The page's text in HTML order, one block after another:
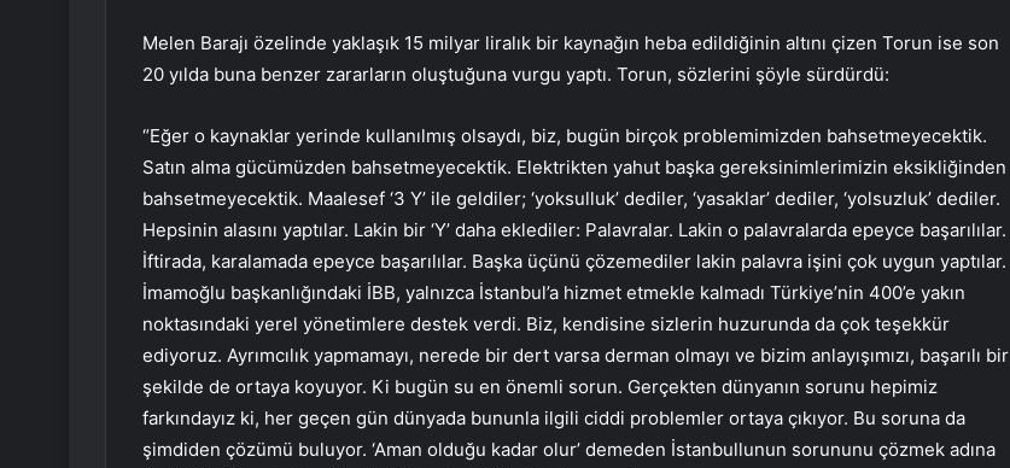
Melen Barajı özelinde yaklaşık 15 milyar liralık bir kaynağın heba edildiğinin altını çizen Torun ise son
20 yılda buna benzer zararların oluştuğuna vurgu yaptı. Torun, sözlerini şöyle sürdürdü:
“Eğer o kaynaklar yerinde kullanılmış olsaydı, biz, bugün birçok problemimizden bahsetmeyecektik.
Satın alma gücümüzden bahsetmeyecektik. Elektrikten yahut başka gereksinimlerimizin eksikliğinden
bahsetmeyecektik. Maalesef ‘3 Y’ ile geldiler; ‘yoksulluk’ dediler, ‘yasaklar’ dediler, ‘yolsuzluk’ dediler.
Hepsinin alasını yaptılar. Lakin bir ‘Y’ daha eklediler: Palavralar. Lakin o palavralarda epeyce başarılılar.
İftirada, karalamada epeyce başarılılar. Başka üçünü çözemediler lakin palavra işini çok uygun yaptılar.
İmamoğlu başkanlığındaki İBB, yalnızca İstanbul’a hizmet etmekle kalmadı Türkiye’nin 400’e yakın
noktasındaki yerel yönetimlere destek verdi. Biz, kendisine sizlerin huzurunda da çok teşekkür
ediyoruz. Ayrımcılık yapmamayı, nerede bir dert varsa derman olmayı ve bizim anlayışımızı, başarılı bir
şekilde de ortaya koyuyor. Ki bugün su en önemli sorun. Gerçekten dünyanın sorunu hepimiz
farkındayız ki, her geçen gün dünyada bununla ilgili ciddi problemler ortaya çıkıyor. Bu soruna da
şimdiden çözümü buluyor. ‘Aman olduğu kadar olur’ demeden İstanbullunun sorununu çözmek adına